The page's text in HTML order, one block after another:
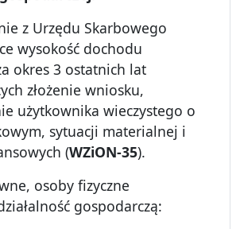
z Urzędu Skarbowego
wysokość dochodu
okres 3 ostatnich lat
złożenie wniosku,
użytkownika wieczystego o
sytuacji materialnej i
(WZiON-35).
osoby fizyczne
gospodarczą: